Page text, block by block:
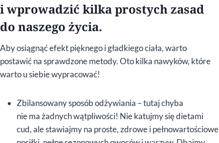
i wprowadzić kilka prostych zasad
do naszego życia.
Aby osiągnąć efekt pięknego i gładkiego ciała, warto
postawić na sprawdzone metody. Oto kilka nawyków, które
warto u siebie wypracować!
Zbilansowany sposób odżywiania – tutaj chyba
nie ma żadnych wątpliwości! Nie katujmy się dietami
cud, ale stawiajmy na proste, zdrowe i pełnowartościowe